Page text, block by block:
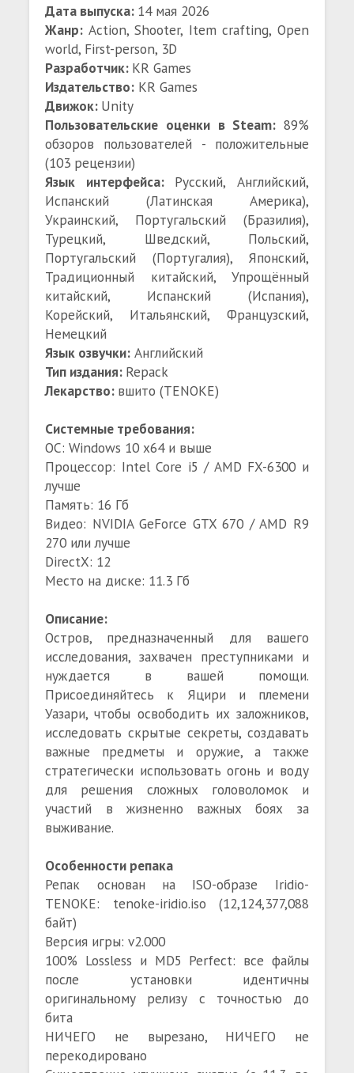
Дата выпуска: 14 мая 2026
Жанр: Action, Shooter, Item crafting, Open
world, First-person, 3D
Разработчик: KR Games
Издательство: KR Games
Движок: Unity
Пользовательские оценки в Steam: 89%
обзоров пользователей - положительные
(103 рецензии)
Язык интерфейса: Русский, Английский,
Испанский (Латинская Америка),
Украинский, Португальский (Бразилия),
Турецкий, Шведский, Польский,
Португальский (Португалия), Японский,
Традиционный китайский, Упрощённый
китайский, Испанский (Испания),
Корейский, Итальянский, Французский,
Немецкий
Язык озвучки: Английский
Тип издания: Repack
Лекарство: вшито (TENOKE)
Системные требования:
ОС: Windows 10 x64 и выше
Процессор: Intel Core i5 / AMD FX-6300 и
лучше
Память: 16 Гб
Видео: NVIDIA GeForce GTX 670 / AMD R9
270 или лучше
DirectX: 12
Место на диске: 11.3 Гб
Описание:
Остров, предназначенный для вашего
исследования, захвачен преступниками и
нуждается в вашей помощи.
Присоединяйтесь к Яцири и племени
Уазари, чтобы освободить их заложников,
исследовать скрытые секреты, создавать
важные предметы и оружие, а также
стратегически использовать огонь и воду
для решения сложных головоломок и
участий в жизненно важных боях за
выживание.
Особенности репака
Репак основан на ISO-образе Iridio-
TENOKE: tenoke-iridio.iso (12,124,377,088
байт)
Версия игры: v2.000
100% Lossless и MD5 Perfect: все файлы
после установки идентичны
оригинальному релизу с точностью до
бита
НИЧЕГО не вырезано, НИЧЕГО не
перекодировано